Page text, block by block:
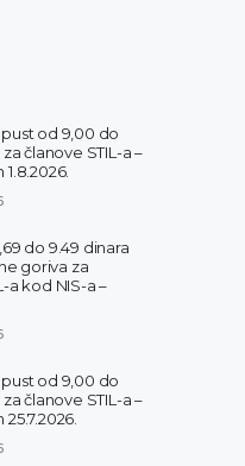
od 9,00 do
članove STIL-a –
do 9.49 dinara
goriva za
a kod NIS-a –
od 9,00 do
članove STIL-a –